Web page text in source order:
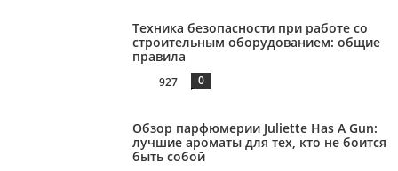
Техника безопасности при работе со
строительным оборудованием: общие
правила
927 0
Обзор парфюмерии Juliette Has A Gun:
лучшие ароматы для тех, кто не боится
быть собой